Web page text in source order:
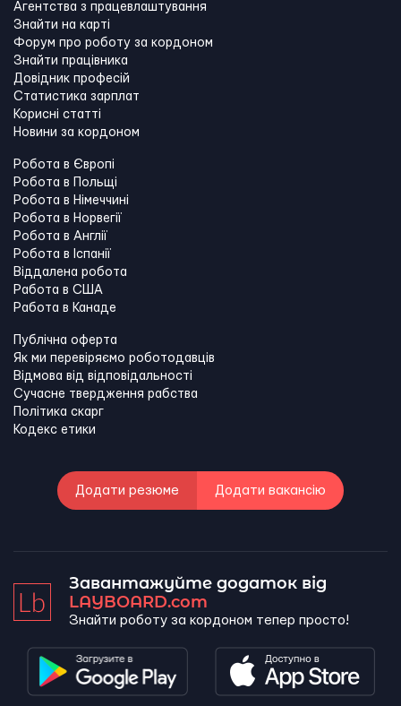
Агентства з працевлаштування
Знайти на карті
Форум про роботу за кордоном
Знайти працівника
Довідник професій
Статистика зарплат
Корисні статті
Новини за кордоном
Робота в Європі
Робота в Польщі
Робота в Німеччині
Робота в Норвегії
Робота в Англії
Робота в Іспанії
Віддалена робота
Работа в США
Работа в Канадe
Публічна оферта
Як ми перевіряємо роботодавців
Відмова від відповідальності
Сучасне твердження рабства
Політика скарг
Кодекс етики
Додати резюме Додати вакансію
Завантажуйте додаток від
LAYBOARD.com
Знайти роботу за кордоном тепер просто!